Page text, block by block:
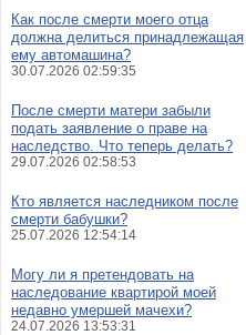
Как после смерти моего отца
должна делиться принадлежащая
ему автомашина?
30.07.2026 02:59:35
После смерти матери забыли
подать заявление о праве на
наследство. Что теперь делать?
29.07.2026 02:58:53
Кто является наследником после
смерти бабушки?
25.07.2026 12:54:14
Могу ли я претендовать на
наследование квартирой моей
недавно умершей мачехи?
24.07.2026 13:53:31